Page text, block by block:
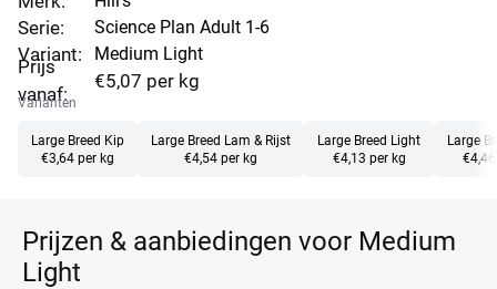
Serie:
Variant:
Prijs
vanaf:
Science Plan Adult 1-6
Medium Light
€5,07 per kg
Varianten
Large Breed Kip
€3,64 per kg
Large Breed Lam & Rijst
€4,54 per kg
Large Breed Light
€4,13 per kg
Large
Prijzen & aanbiedingen voor Medium
Light